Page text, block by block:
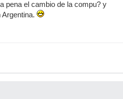
pena el cambio de la compu? y